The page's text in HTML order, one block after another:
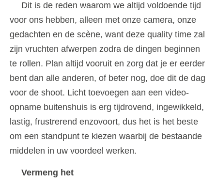
Dit is de reden waarom we altijd voldoende tijd
voor ons hebben, alleen met onze camera, onze
gedachten en de scène, want deze quality time zal
zijn vruchten afwerpen zodra de dingen beginnen
te rollen. Plan altijd vooruit en zorg dat je er eerder
bent dan alle anderen, of beter nog, doe dit de dag
voor de shoot. Licht toevoegen aan een video-
opname buitenshuis is erg tijdrovend, ingewikkeld,
lastig, frustrerend enzovoort, dus het is het beste
om een ​​standpunt te kiezen waarbij de bestaande
middelen in uw voordeel werken.
Vermeng het